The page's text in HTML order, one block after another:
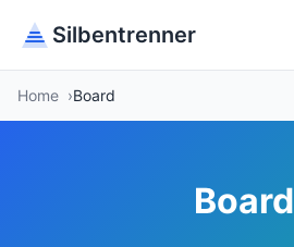
Silbentrenner
Home Board
Board